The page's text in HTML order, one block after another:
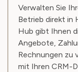
Verwalten Sie
Betrieb direkt in
Hub gibt Ihnen
Angebote,
Rechnungen zu
mit Ihren CRM-